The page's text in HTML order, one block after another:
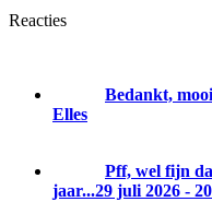
Reacties
Bedankt,
Elles
Pff, wel fijn
jaar...29 juli 2026 -